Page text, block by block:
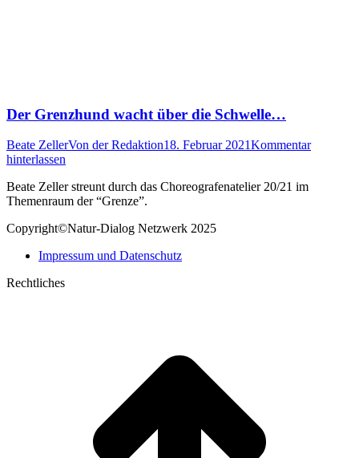
Der Grenzhund wacht über die Schwelle…
Beate ZellerVon der Redaktion18. Februar 2021Kommentar
hinterlassen
Beate Zeller streunt durch das Choreografenatelier 20/21 im
Themenraum der “Grenze”.
Copyright©Natur-Dialog Netzwerk 2025
Impressum und Datenschutz
Rechtliches